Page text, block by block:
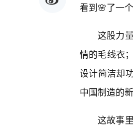
看到🌸了一
这股力
情的毛线衣
设计简洁却
中国制造的新
这故事